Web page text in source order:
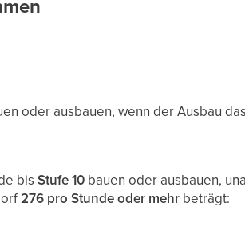
oder ausbauen, wenn der Ausbau
bisStufe 10 bauen oder ausbauen,
276 pro Stunde oder mehr beträgt: